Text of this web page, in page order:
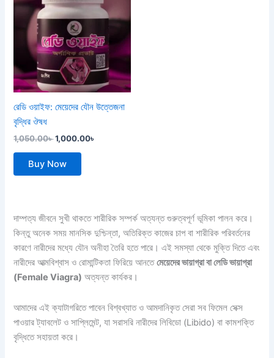
রেডি ওয়াইফ: মেয়েদের যৌন উত্তেজনা
বৃদ্ধির ঔষধ
1,050.00৳
1,050.00৳ .
1,000.00৳
1,000.00৳ .
Buy Now
দাম্পত্য জীবনে সুখী থাকতে শারীরিক সম্পর্ক অত্যন্ত গুরুত্বপূর্ণ ভূমিকা পালন করে।
কিন্তু অনেক সময় মানসিক দুশ্চিন্তা, অতিরিক্ত কাজের চাপ বা শারীরিক পরিবর্তনের
কারণে নারীদের মধ্যে যৌন অনীহা তৈরি হতে পারে। এই সমস্যা থেকে মুক্তি দিতে এবং
নারীদের আত্মবিশ্বাস ও রোমান্টিকতা ফিরিয়ে আনতেমেয়েদের ভায়াগ্রা বা লেডি ভায়াগ্রা
(Female Viagra) অত্যন্ত কার্যকর।
আমাদের এই ক্যাটাগরিতে পাবেন বিশ্বখ্যাত ও আমদানিকৃত সেরা সব ফিমেল সেক্স
পাওয়ার ট্যাবলেট ও সাপ্লিমেন্ট, যা সরাসরি নারীদের লিবিডো (Libido) বা কামশক্তি
বৃদ্ধিতে সহায়তা করে।